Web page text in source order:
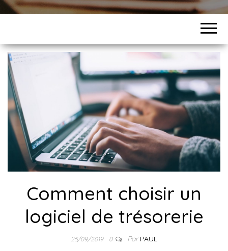
Comment choisir un
logiciel de trésorerie
25/09/2019 0 ParPAUL